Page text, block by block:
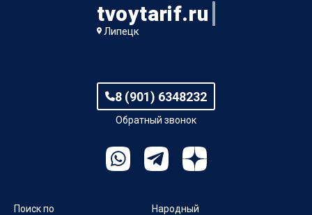
tvoytarif.ru
Липецк
8 (901) 6348232
Обратный звонок
Поиск по
Народный